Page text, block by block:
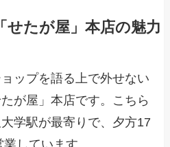
せたが屋」本店の魅力
ップを語る上で外せない
が屋」本店です。こちら
学駅が最寄りで、夕方17